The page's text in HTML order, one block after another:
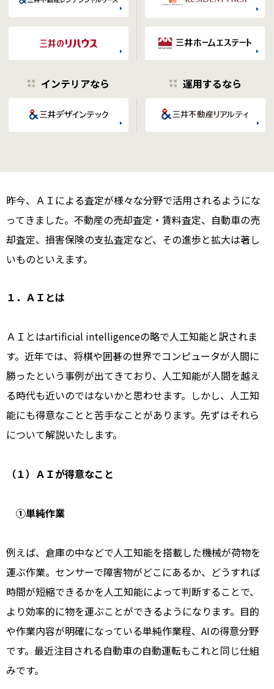
インテリアなら 運用するなら
昨今、ＡＩによる査定が様々な分野で活用されるようにな
ってきました。不動産の売却査定・賃料査定、自動車の売
却査定、損害保険の支払査定など、その進歩と拡大は著し
いものといえます。
１．ＡＩとは
ＡＩとはartificial intelligenceの略で人工知能と訳されま
す。近年では、将棋や囲碁の世界でコンピュータが人間に
勝ったという事例が出てきており、人工知能が人間を越え
る時代も近いのではないかと思わせます。しかし、人工知
能にも得意なことと苦手なことがあります。先ずはそれら
について解説いたします。
（１）ＡＩが得意なこと
①単純作業
例えば、倉庫の中などで人工知能を搭載した機械が荷物を
運ぶ作業。センサーで障害物がどこにあるか、どうすれば
時間が短縮できるかを人工知能によって判断することで、
より効率的に物を運ぶことができるようになります。目的
や作業内容が明確になっている単純作業程、AIの得意分野
です。最近注目される自動車の自動運転もこれと同じ仕組
みです。